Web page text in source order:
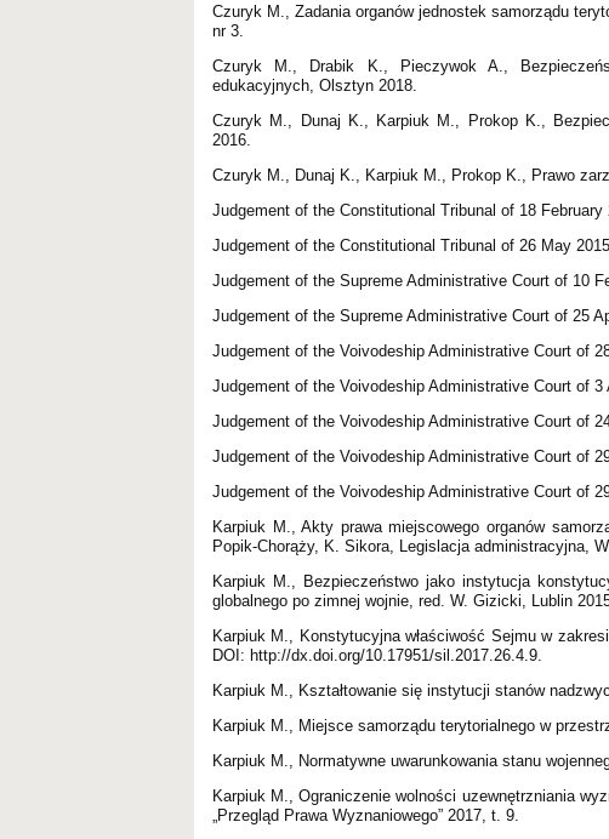
Czuryk M., Zadania organów jednostek samorządu
nr 3.
Czuryk M., Drabik K., Pieczywok A.,
edukacyjnych, Olsztyn 2018.
Czuryk M., Dunaj K., Karpiuk M., Prokop K.,
2016.
Czuryk M., Dunaj K., Karpiuk M., Prokop K., Prawo
Judgement of the Constitutional Tribunal of 18 February
Judgement of the Constitutional Tribunal of 26 May
Judgement of the Supreme Administrative Court of 10
Judgement of the Supreme Administrative Court of 25
Judgement of the Voivodeship Administrative Court of
Judgement of the Voivodeship Administrative Court of
Judgement of the Voivodeship Administrative Court of
Judgement of the Voivodeship Administrative Court of
Judgement of the Voivodeship Administrative Court of
Karpiuk M., Akty prawa miejscowego organów
Popik-Chorąży, K. Sikora, Legislacja administracyjna,
Karpiuk M., Bezpieczeństwo jako instytucja
globalnego po zimnej wojnie, red. W. Gizicki, Lublin
Karpiuk M., Konstytucyjna właściwość Sejmu w
DOI: http://dx.doi.org/10.17951/sil.2017.26.4.9.
Karpiuk M., Kształtowanie się instytucji stanów
Karpiuk M., Miejsce samorządu terytorialnego w
Karpiuk M., Normatywne uwarunkowania stanu
Karpiuk M., Ograniczenie wolności uzewnętrzniania
„Przegląd Prawa Wyznaniowego” 2017, t. 9.